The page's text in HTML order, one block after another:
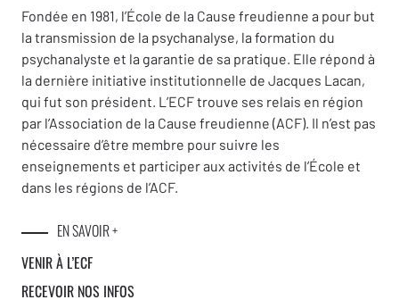
Fondée en 1981, l’École de la Cause freudienne a pour but
la transmission de la psychanalyse, la formation du
psychanalyste et la garantie de sa pratique. Elle répond à
la dernière initiative institutionnelle de Jacques Lacan,
qui fut son président. L’ECF trouve ses relais en région
par l’Association de la Cause freudienne (ACF). Il n’est pas
nécessaire d’être membre pour suivre les
enseignements et participer aux activités de l’École et
dans les régions de l’ACF.
EN SAVOIR +
VENIR À L’ECF
RECEVOIR NOS INFOS